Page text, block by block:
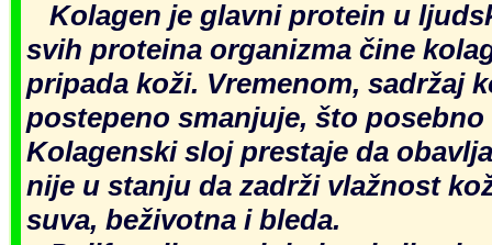
Kolagen je glavni protein u
svih proteina organizma čine
pripada koži. Vremenom, sadržaj
postepeno smanjuje, što posebno
Kolagenski sloj prestaje da
nije u stanju da zadrži vlažnost
suva, beživotna i bleda.